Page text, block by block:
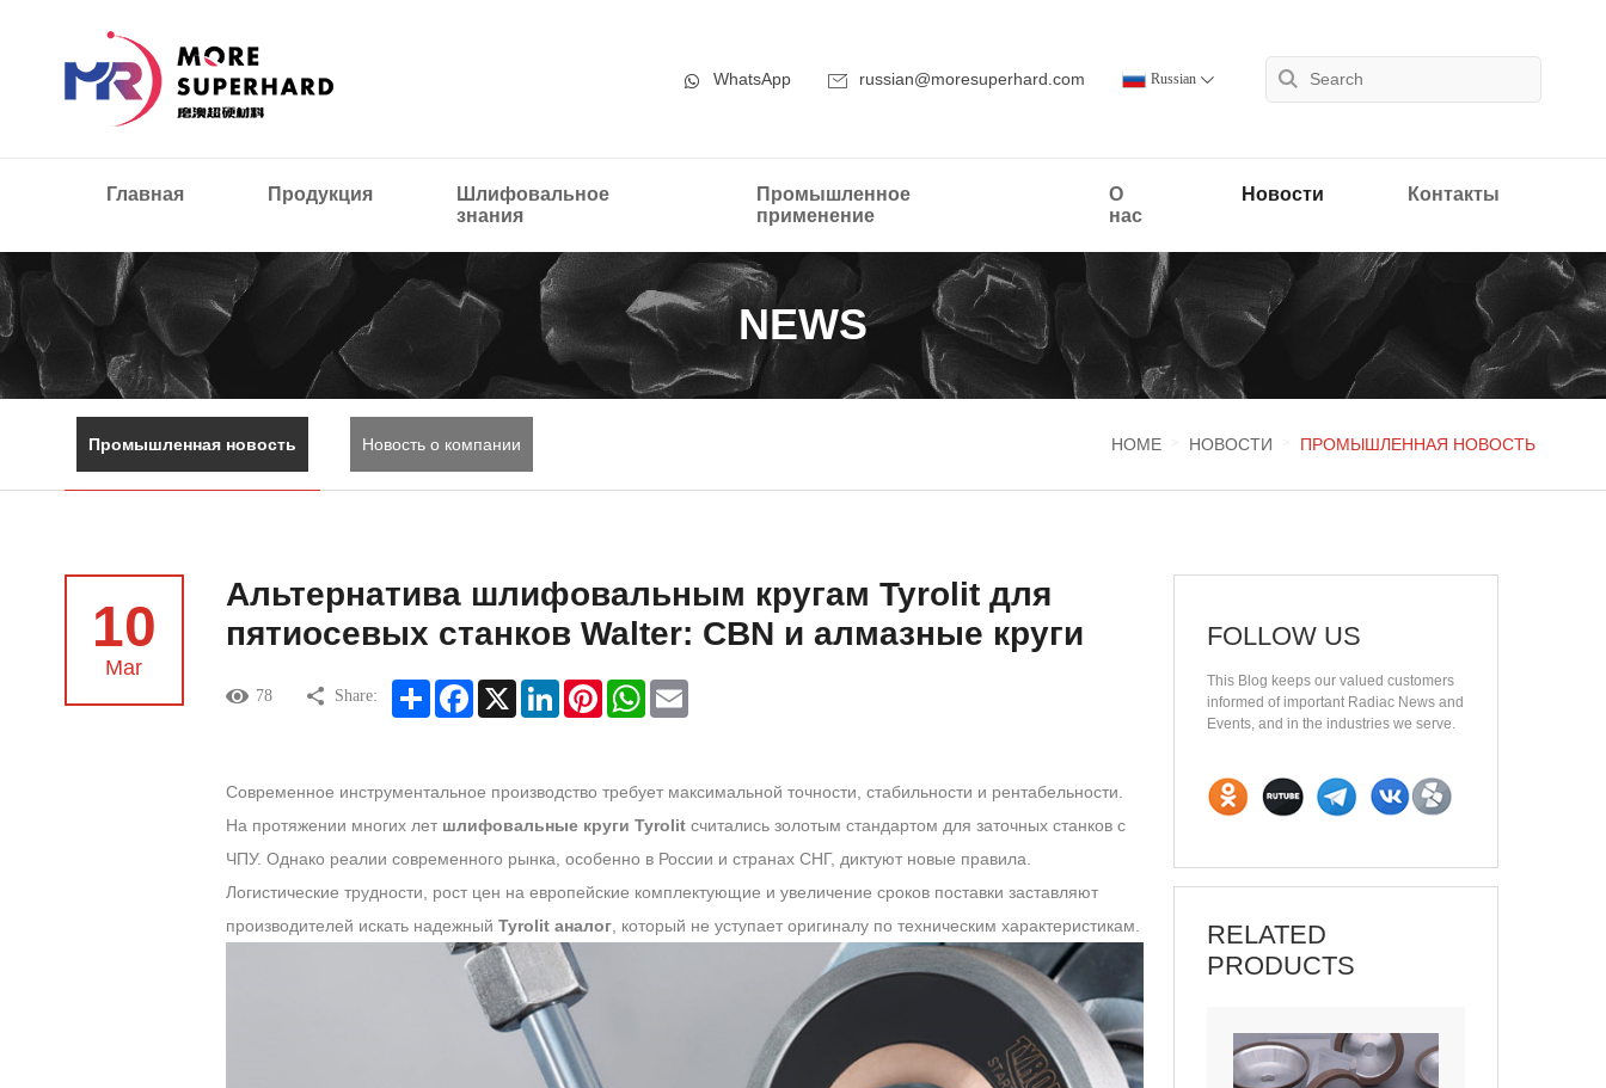
WhatsApp russian@moresuperhard.com Russian
Главная Продукция
Шлифовальное
знания
Промышленное
применение
О
нас
Новости Контакты
NEWS
Промышленная новость Новость о компании HOME > НОВОСТИ > ПРОМЫШЛЕННАЯ НОВОСТЬ
10
Mar
Альтернатива шлифовальным кругам Tyrolit для
пятиосевых станков Walter: CBN и алмазные круги
78 Share: Share Facebook
X LinkedInPinterestWhatsAppEmail
Современное инструментальное производство требует максимальной точности, стабильности и рентабельности.
На протяжении многих лет шлифовальные круги Tyrolitсчитались золотым стандартом для заточных станков с
ЧПУ. Однако реалии современного рынка, особенно в России и странах СНГ, диктуют новые правила.
Логистические трудности, рост цен на европейские комплектующие и увеличение сроков поставки заставляют
производителей искать надежный Tyrolit аналог, который не уступает оригиналу по техническим характеристикам.
FOLLOW US
This Blog keeps our valued customers
informed of important Radiac News and
Events, and in the industries we serve.
RELATED
PRODUCTS